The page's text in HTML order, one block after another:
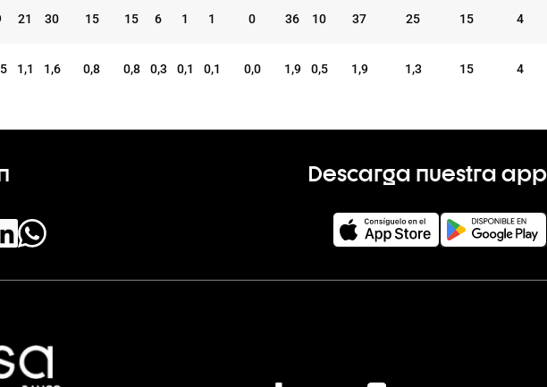
21 30 15 15 6 1 1 0 36 10 37 25 15 4
1,1 1,6 0,8 0,8 0,3 0,1 0,1 0,0 1,9 0,5 1,9 1,3 15 4
Descarga nuestra app